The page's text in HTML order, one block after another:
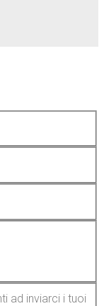
ad inviarci i tuoi